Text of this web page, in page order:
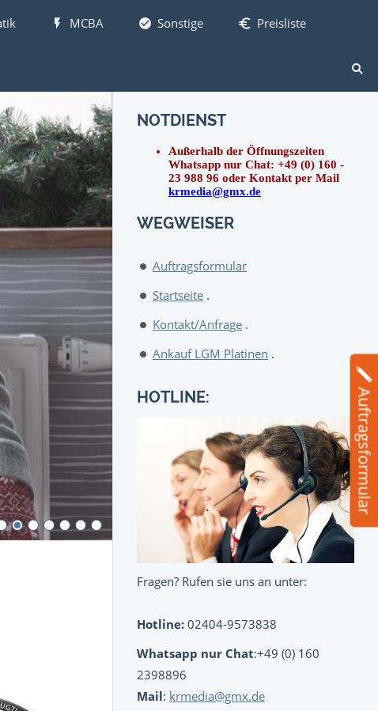
MCBA Sonstige Preisliste
NOTDIENST
Außerhalb der Öffnungszeiten
Whatsapp nur Chat: +49 (0) 160 -
23 988 96 oder Kontakt per Mail
krmedia@gmx.de
WEGWEISER
Auftragsformular
Startseite .
Kontakt/Anfrage .
Ankauf LGM Platinen .
HOTLINE:
Fragen? Rufen sie uns an unter:
Hotline: 02404-9573838
Whatsapp nur Chat:+49 (0) 160
2398896
Mail: krmedia@gmx.de
Auftragsformular